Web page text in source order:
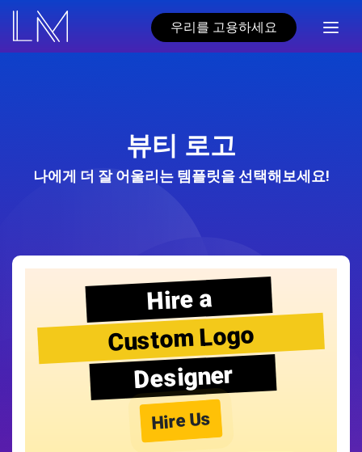
우리를 고용하세요
뷰티 로고
나에게 더 잘 어울리는 템플릿을 선택해보세요!
Hire a
Custom Logo
Designer
Hire Us